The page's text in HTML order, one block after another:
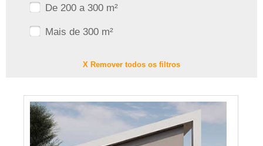
De 200 a 300 m²
Mais de 300 m²
X Remover todos os filtros